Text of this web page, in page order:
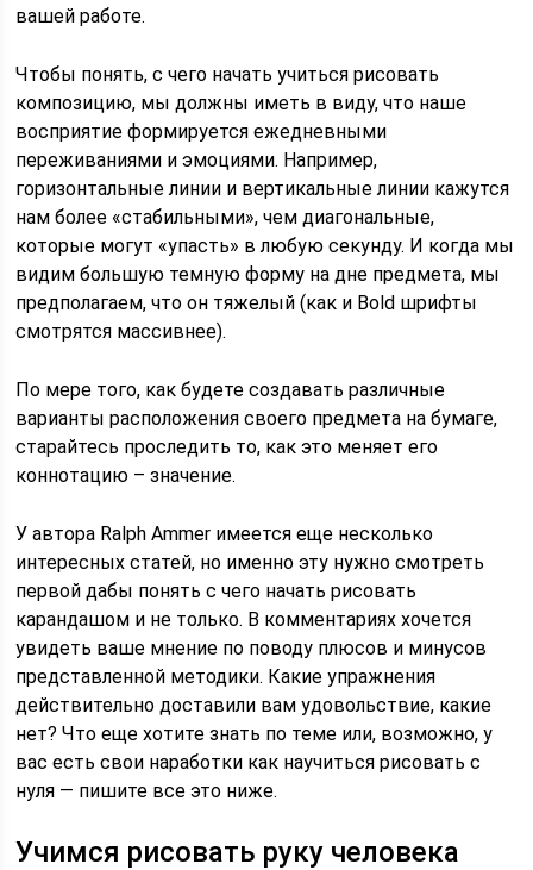
вашей работе.
Чтобы понять, с чего начать учиться рисовать
композицию, мы должны иметь в виду, что наше
восприятие формируется ежедневными
переживаниями и эмоциями. Например,
горизонтальные линии и вертикальные линии кажутся
нам более «стабильными», чем диагональные,
которые могут «упасть» в любую секунду. И когда мы
видим большую темную форму на дне предмета, мы
предполагаем, что он тяжелый (как и Bold шрифты
смотрятся массивнее).
По мере того, как будете создавать различные
варианты расположения своего предмета на бумаге,
старайтесь проследить то, как это меняет его
коннотацию – значение.
У автора Ralph Ammer имеется еще несколько
интересных статей, но именно эту нужно смотреть
первой дабы понять с чего начать рисовать
карандашом и не только. В комментариях хочется
увидеть ваше мнение по поводу плюсов и минусов
представленной методики. Какие упражнения
действительно доставили вам удовольствие, какие
нет? Что еще хотите знать по теме или, возможно, у
вас есть свои наработки как научиться рисовать с
нуля — пишите все это ниже.
Учимся рисовать руку человека